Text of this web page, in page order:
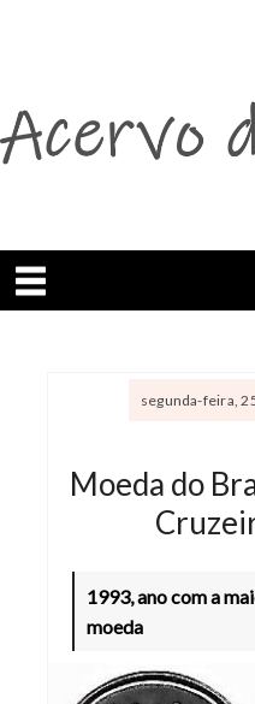
Abrir menu
Buscar
segunda-feira,
Moeda do
1993, ano com a
moeda